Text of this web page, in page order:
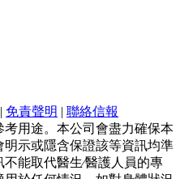
| 免責聲明 | 聯絡信報
用途。本公司會盡力確保本
示或隱含保證該等資訊均準
能取代醫生∕醫護人員的專